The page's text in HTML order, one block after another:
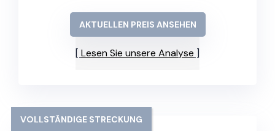
AKTUELLEN PREIS ANSEHEN
Lesen Sie unsere Analyse
VOLLSTÄNDIGE STRECKUNG